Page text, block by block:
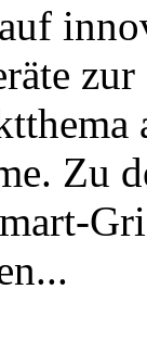
Zu